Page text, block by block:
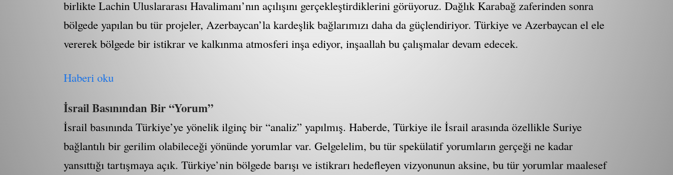
birlikte Lachin Uluslararası Havalimanı’nın açılışını gerçekleştirdiklerini görüyoruz. Dağlık Karabağ zaferinden sonra
bölgede yapılan bu tür projeler, Azerbaycan’la kardeşlik bağlarımızı daha da güçlendiriyor. Türkiye ve Azerbaycan el ele
vererek bölgede bir istikrar ve kalkınma atmosferi inşa ediyor, inşaallah bu çalışmalar devam edecek.
Haberi oku
İsrail Basınından Bir “Yorum”
İsrail basınında Türkiye’ye yönelik ilginç bir “analiz” yapılmış. Haberde, Türkiye ile İsrail arasında özellikle Suriye
bağlantılı bir gerilim olabileceği yönünde yorumlar var. Gelgelelim, bu tür spekülatif yorumların gerçeği ne kadar
yansıttığı tartışmaya açık. Türkiye’nin bölgede barışı ve istikrarı hedefleyen vizyonunun aksine, bu tür yorumlar maalesef